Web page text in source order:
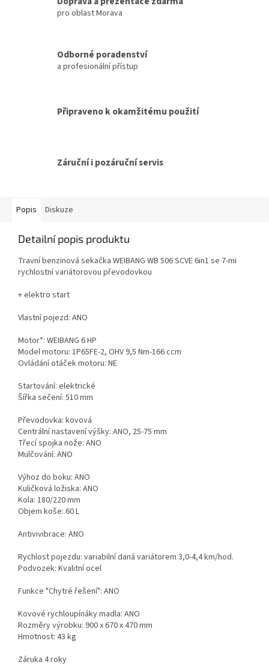
pro oblast Morava
Odborné poradenství
a profesionální přístup
Připraveno k okamžitému použití
Záruční i pozáruční servis
Popis Diskuze
Detailní popis produktu
Travní benzinová sekačka WEIBANG WB 506 SCVE 6in1 se 7-mi
rychlostní variátorovou převodovkou
+ elektro start
Vlastní pojezd: ANO
Motor*: WEIBANG 6 HP
Model motoru: 1P65FE-2, OHV 9,5 Nm-166 ccm
Ovládání otáček motoru: NE
Startování: elektrické
Šířka sečení: 510 mm
Převodovka: kovová
Centrální nastavení výšky: ANO, 25-75 mm
Třecí spojka nože: ANO
Mulčování: ANO
Výhoz do boku: ANO
Kuličková ložiska: ANO
Kola: 180/220 mm
Objem koše: 60 L
Antivivibrace: ANO
Rychlost pojezdu: variabilní daná variátorem 3,0-4,4 km/hod.
Podvozek: Kvalitní ocel
Funkce "Chytré řešení": ANO
Kovové rychloupínáky madla: ANO
Rozměry výrobku: 900 x 670 x 470 mm
Hmotnost: 43 kg
Záruka 4 roky